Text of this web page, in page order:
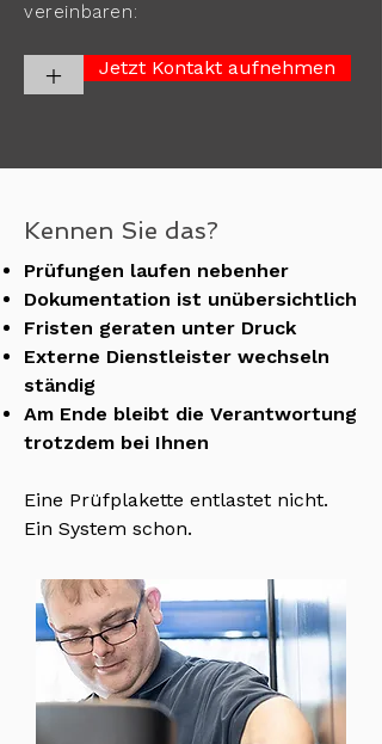
vereinbaren:
+ Jetzt Kontakt aufnehmen
Kennen Sie das?
Prüfungen laufen nebenher
Dokumentation ist unübersichtlich
Fristen geraten unter Druck
Externe Dienstleister wechseln
ständig
Am Ende bleibt die Verantwortung
trotzdem bei Ihnen
Eine Prüfplakette entlastet nicht.
Ein System schon.